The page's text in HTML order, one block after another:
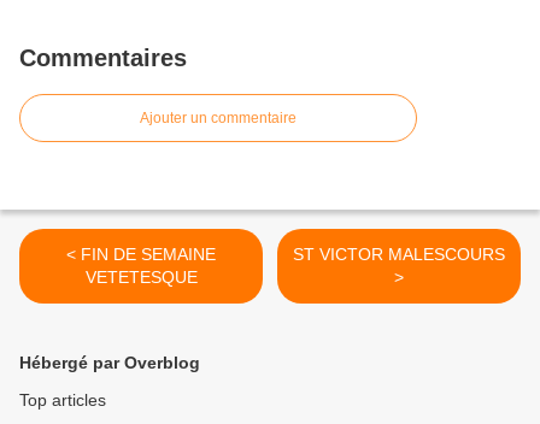
Commentaires
Ajouter un commentaire
< FIN DE SEMAINE
VETETESQUE
ST VICTOR MALESCOURS
>
Hébergé par Overblog
Top articles